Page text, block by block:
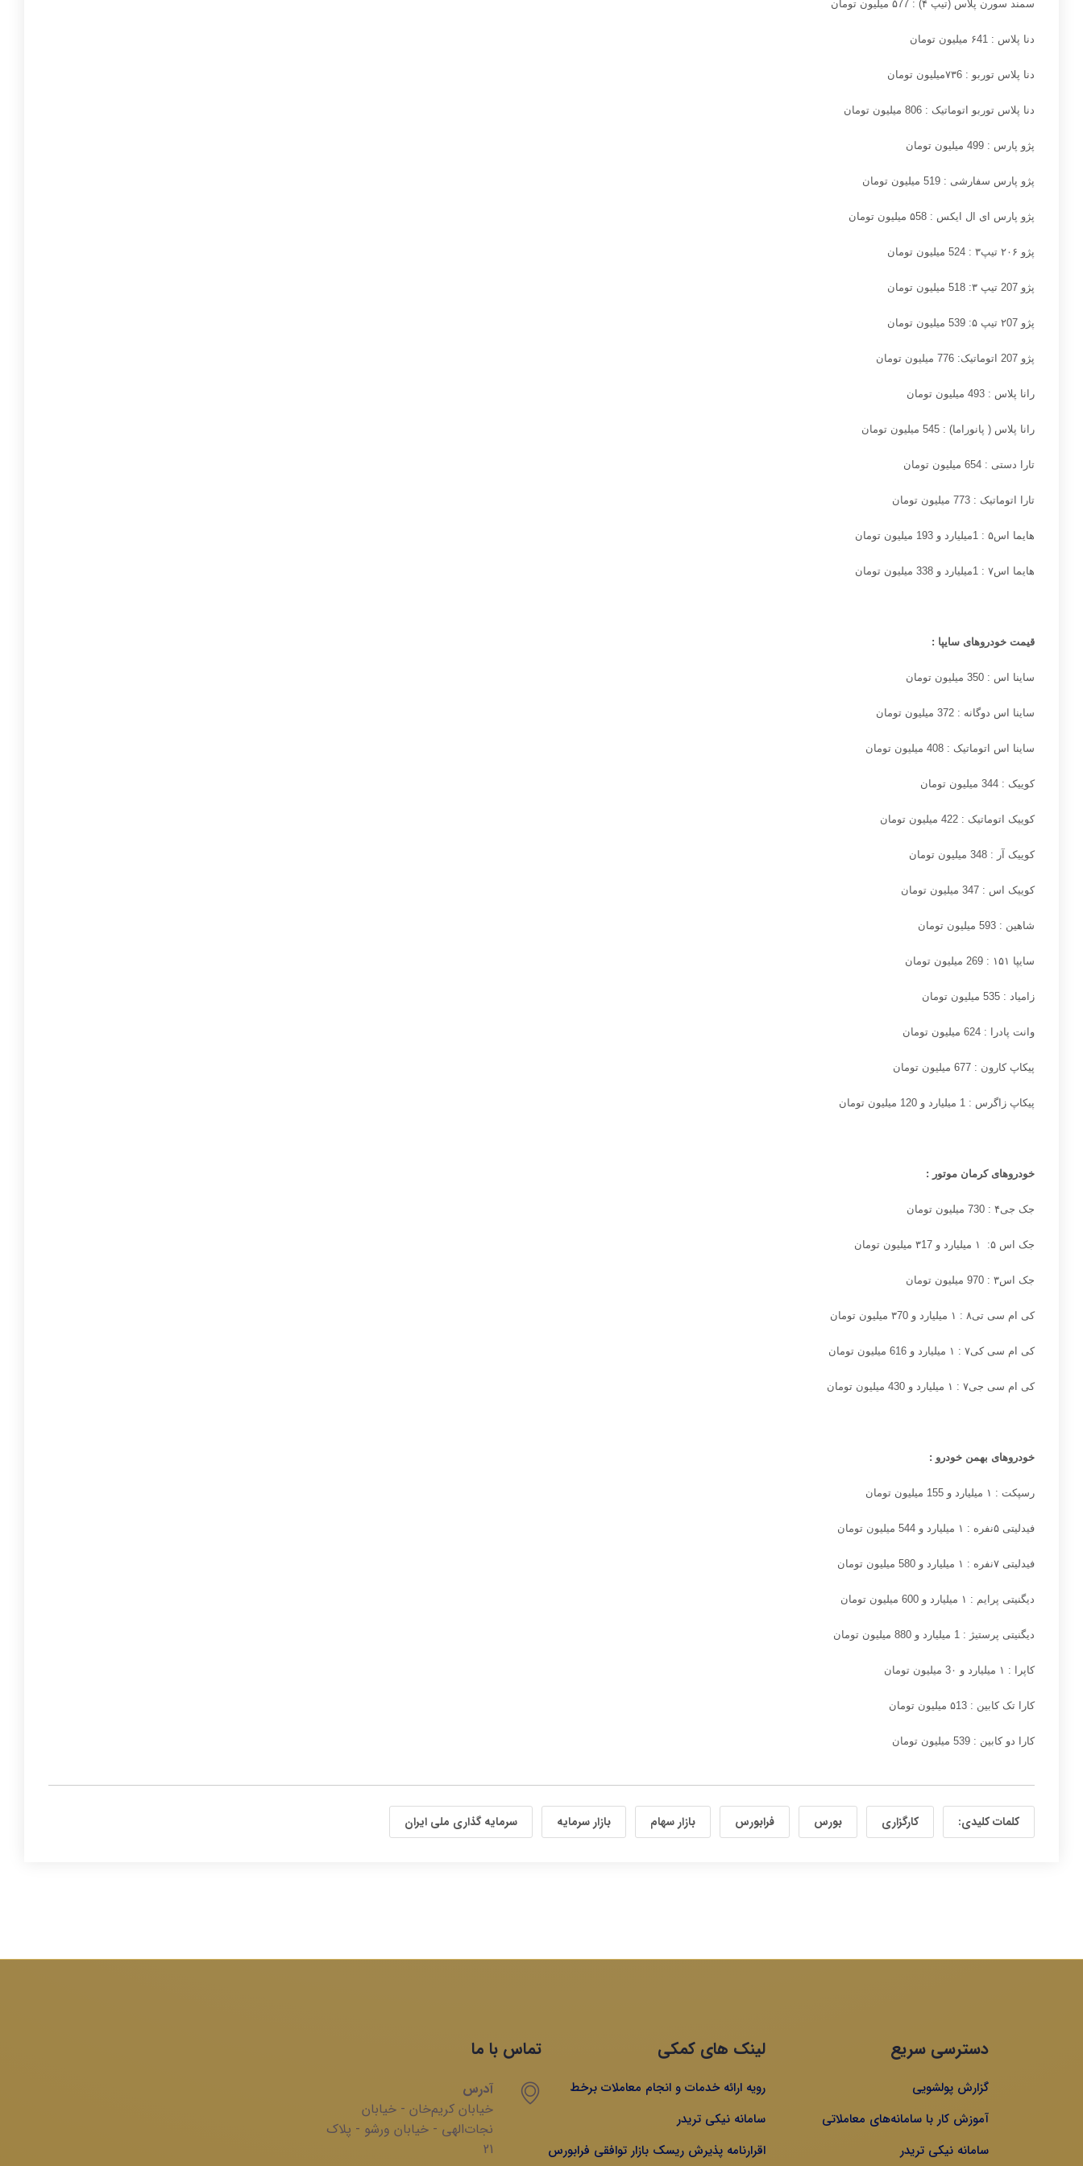
سمند سورن پلاس (تیپ ۴) : ۵77 میلیون تومان
دنا پلاس : ۶41 میلیون تومان
دنا پلاس توربو : ۷۳6میلیون تومان
دنا پلاس توربو اتوماتیک : 806 میلیون تومان
پژو پارس : 499 میلیون تومان
پژو پارس سفارشی : 519 میلیون تومان
پژو پارس ای ال ایکس : ۵58 میلیون تومان
پژو ۲۰۶ تیپ۳ : 524 میلیون تومان
پژو 207 تیپ ۳: 518 میلیون تومان
پژو ۲07 تیپ ۵: 539 میلیون تومان
پژو 207 اتوماتیک: 776 میلیون تومان
رانا پلاس : 493 میلیون تومان
رانا پلاس ( پانوراما) : 545 میلیون تومان
تارا دستی : 654 میلیون تومان
تارا اتوماتیک : 773 میلیون تومان
هایما اس۵ : 1میلیارد و 193 میلیون تومان
هایما اس۷ : 1میلیارد و 338 میلیون تومان
قیمت خودروهای سایپا :
ساینا اس : 350 میلیون تومان
ساینا اس دوگانه : 372 میلیون تومان
ساینا اس اتوماتیک : 408 میلیون تومان
کوییک : 344 میلیون تومان
کوییک اتوماتیک : 422 میلیون تومان
کوییک آر : 348 میلیون تومان
کوییک اس : 347 میلیون تومان
شاهین : 593 میلیون تومان
سایپا ۱۵۱ : 269 میلیون تومان
زامیاد : 535 میلیون تومان
وانت پادرا : 624 میلیون تومان
پیکاپ کارون : 677 میلیون تومان
پیکاپ زاگرس : 1 میلیارد و 120 میلیون تومان
خودروهای کرمان موتور :
جک جی۴ : 730 میلیون تومان
جک اس ۵: ۱ میلیارد و ۳17 میلیون تومان
جک اس۳ : 970 میلیون تومان
کی ام سی تی۸ : ۱ میلیارد و ۳70 میلیون تومان
کی ام سی کی۷ : ۱ میلیارد و 616 میلیون تومان
کی ام سی جی۷ : ۱ میلیارد و 430 میلیون تومان
خودروهای بهمن خودرو :
رسپکت : ۱ میلیارد و 155 میلیون تومان
فیدلیتی ۵نفره : ۱ میلیارد و 544 میلیون تومان
فیدلیتی ۷نفره : ۱ میلیارد و 580 میلیون تومان
دیگنیتی پرایم : ۱ میلیارد و 600 میلیون تومان
دیگنیتی پرستیژ : 1 میلیارد و 880 میلیون تومان
کاپرا : ۱ میلیارد و 3۰ میلیون تومان
کارا تک کابین : ۵13 میلیون تومان
کارا دو کابین : 539 میلیون تومان
کلمات کلیدی: کارگزاری بورس فرابورس بازار سهام بازار سرمایه سرمایه گذاری ملی ایران
دسترسی سریع
گزارش پولشویی
آموزش کار با سامانه‌های معاملاتی
سامانه نیکی تریدر
لینک های کمکی
رویه ارائه خدمات و انجام معاملات برخط
سامانه نیکی تریدر
اقرارنامه پذیرش ریسک بازار توافقی فرابورس
تماس با ما
آدرس
خیابان‌ کریم‌‌خان - خیابان
‌نجات‌الهی - خیابان ‌ورشو - پلاک
21